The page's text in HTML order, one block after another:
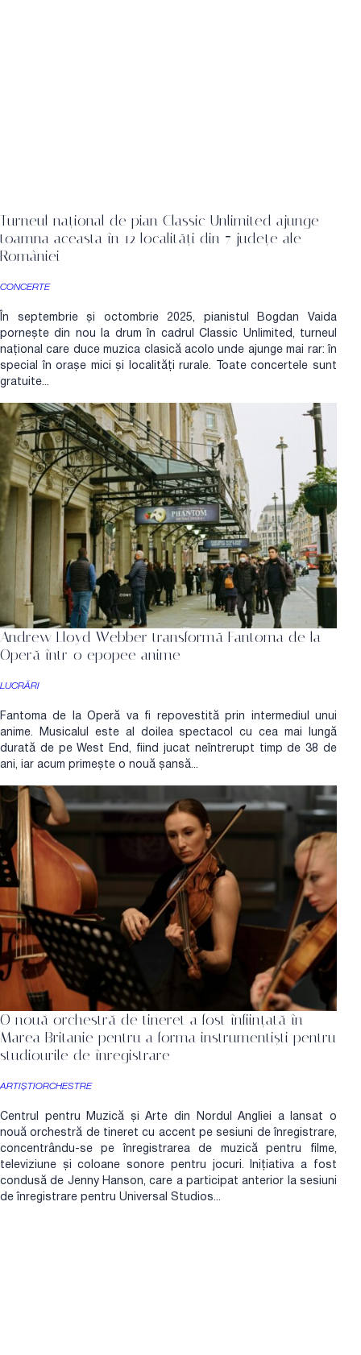
Turneul național de pian Classic Unlimited ajunge
toamna aceasta în 12 localități din 7 județe ale
României
CONCERTE
În septembrie și octombrie 2025, pianistul Bogdan Vaida
pornește din nou la drum în cadrul Classic Unlimited, turneul
național care duce muzica clasică acolo unde ajunge mai rar: în
special în orașe mici și localități rurale. Toate concertele sunt
gratuite...
Andrew Lloyd Webber transformă Fantoma de la
Operă într-o epopee anime
LUCRĂRI
Fantoma de la Operă va fi repovestită prin intermediul unui
anime. Musicalul este al doilea spectacol cu cea mai lungă
durată de pe West End, fiind jucat neîntrerupt timp de 38 de
ani, iar acum primește o nouă șansă...
O nouă orchestră de tineret a fost înființată în
Marea Britanie pentru a forma instrumentiști pentru
studiourile de înregistrare
ARTIȘTIORCHESTRE
Centrul pentru Muzică și Arte din Nordul Angliei a lansat o
nouă orchestră de tineret cu accent pe sesiuni de înregistrare,
concentrându-se pe înregistrarea de muzică pentru filme,
televiziune și coloane sonore pentru jocuri. Inițiativa a fost
condusă de Jenny Hanson, care a participat anterior la sesiuni
de înregistrare pentru Universal Studios...